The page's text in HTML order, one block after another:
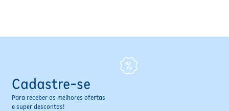
Cadastre-se
Para receber as melhores ofertas
e super descontos!